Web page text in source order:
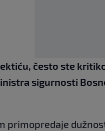
često ste
sigurnosti
primopredaje